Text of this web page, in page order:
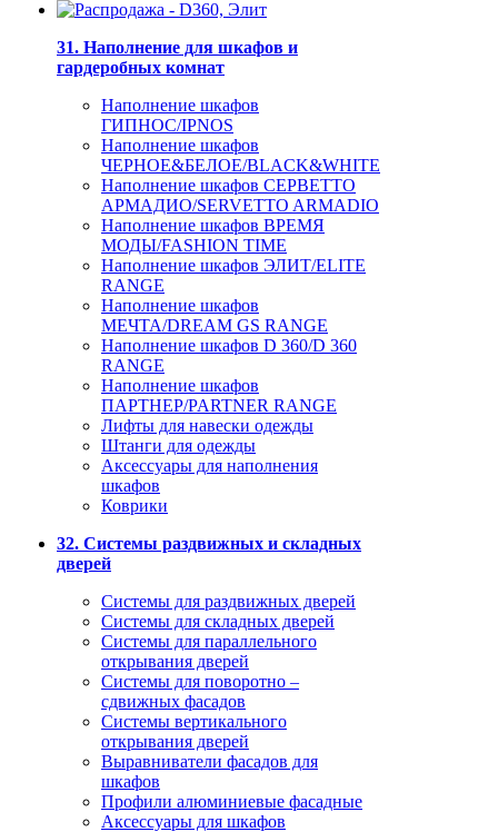
31. Наполнение для шкафов и
гардеробных комнат
Наполнение шкафов
ГИПНОС/IPNOS
Наполнение шкафов
ЧЕРНОЕ&БЕЛОЕ/BLACK&WHITE
Наполнение шкафов СЕРВЕТТО
АРМАДИО/SERVETTO ARMADIO
Наполнение шкафов ВРЕМЯ
МОДЫ/FASHION TIME
Наполнение шкафов ЭЛИТ/ELITE
RANGE
Наполнение шкафов
МЕЧТА/DREAM GS RANGE
Наполнение шкафов D 360/D 360
RANGE
Наполнение шкафов
ПАРТНЕР/PARTNER RANGE
Лифты для навески одежды
Штанги для одежды
Аксессуары для наполнения
шкафов
Коврики
32. Системы раздвижных и складных
дверей
Системы для раздвижных дверей
Системы для складных дверей
Системы для параллельного
открывания дверей
Системы для поворотно –
сдвижных фасадов
Системы вертикального
открывания дверей
Выравниватели фасадов для
шкафов
Профили алюминиевые фасадные
Аксессуары для шкафов